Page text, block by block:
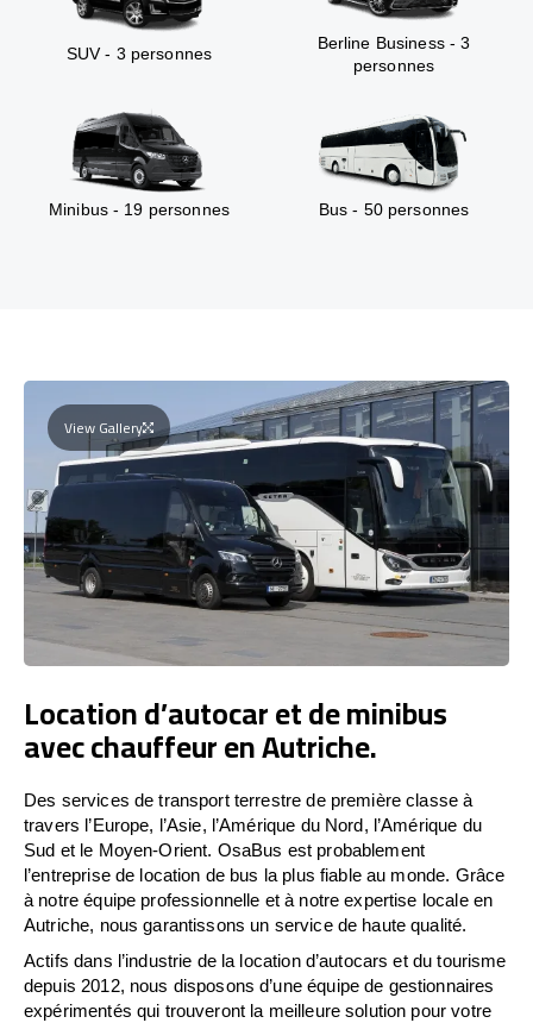
SUV - 3 personnes
Berline Business - 3
personnes
Minibus - 19 personnes Bus - 50 personnes
View Gallery
Location d’autocar et de minibus
avec chauffeur en Autriche.
Des services de transport terrestre de première classe à
travers l’Europe, l’Asie, l’Amérique du Nord, l’Amérique du
Sud et le Moyen-Orient. OsaBus est probablement
l’entreprise de location de bus la plus fiable au monde. Grâce
à notre équipe professionnelle et à notre expertise locale en
Autriche, nous garantissons un service de haute qualité.
Actifs dans l’industrie de la location d’autocars et du tourisme
depuis 2012, nous disposons d’une équipe de gestionnaires
expérimentés qui trouveront la meilleure solution pour votre